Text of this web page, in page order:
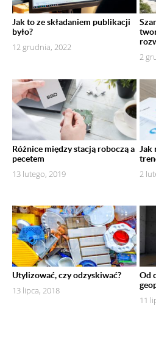
Jak to ze składaniem publikacji
było?
12 grudnia, 2022
2
Różnice między stacją roboczą a
pecetem
13 lutego, 2019
Jak
2
Utylizować, czy odzyskiwać?
13 lipca, 2018
Od
11